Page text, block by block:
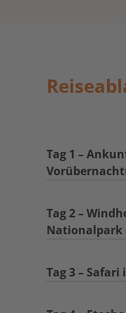
Tag 1 –
Tag 2 –
Nationalpark
Tag 3 –